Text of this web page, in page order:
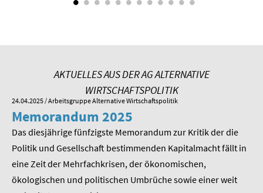
SOMMERSCHULE 2016
SOMMERSCHULE 2013
SOMMERSCHULE 2012
SOMMERSCHULE 2011
SOMMERSCHULE 2010
AKTUELLES AUS DER AG ALTERNATIVE
WIRTSCHAFTSPOLITIK
24.04.2025 / Arbeitsgruppe Alternative Wirtschaftspolitik
Memorandum 2025
Das diesjährige fünfzigste Memorandum zur Kritik der die
Politik und Gesellschaft bestimmenden Kapitalmacht fällt in
eine Zeit der Mehrfachkrisen, der ökonomischen,
ökologischen und politischen Umbrüche sowie einer weit